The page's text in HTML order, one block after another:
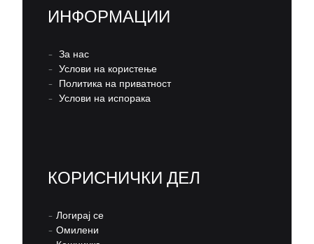
ИНФОРМАЦИИ
– За нас
– Услови на користење
– Политика на приватност
– Услови на испорака
КОРИСНИЧКИ ДЕЛ
– Логирај се
– Омилени